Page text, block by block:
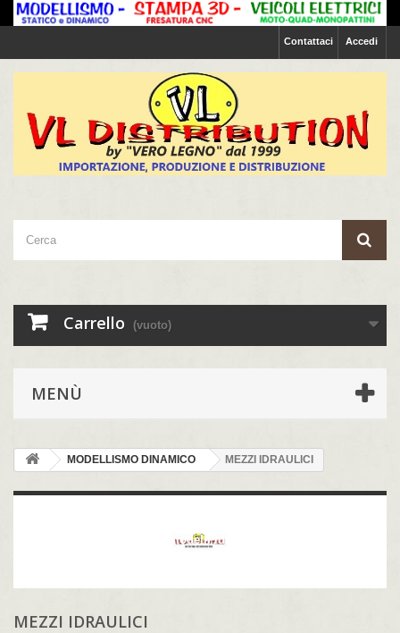
Accedi
Contattaci
Carrello (vuoto)
MENÙ
MODELLISMO DINAMICO MEZZI IDRAULICI
In questa sezione trovate modelli idraulici ad alte prestazioni.
MEZZI IDRAULICI